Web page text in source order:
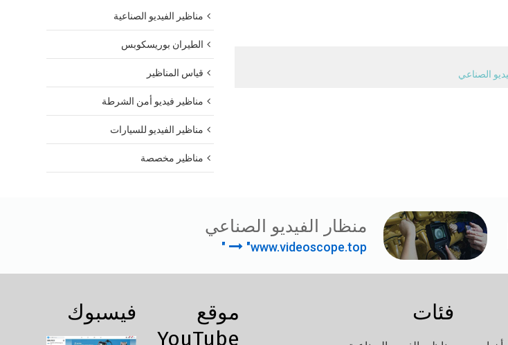
مناظير الفيديو الصناعية
الطيران بوريسكوبس
قياس المناظير
مناظير فيديو أمن الشرطة
مناظير الفيديو للسيارات
مناظير مخصصة
منظار الفيديو الصناعي
"www.videoscope.top"
فئات
موقع
YouTube
فيسبوك